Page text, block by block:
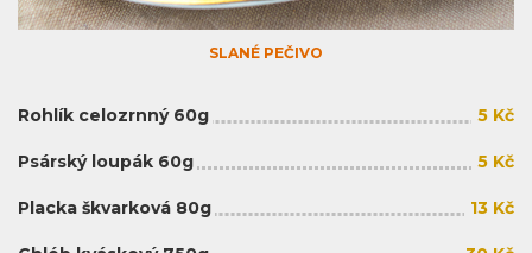
SLANÉ PEČIVO
Rohlík celozrnný 60g 5 Kč
Psárský loupák 60g 5 Kč
Placka škvarková 80g 13 Kč